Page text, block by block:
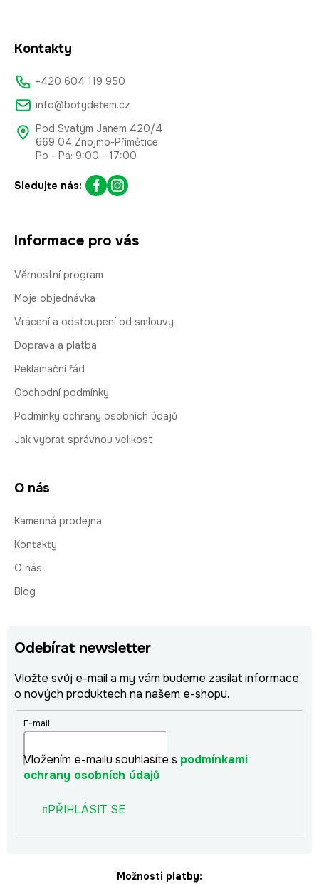
Kontakty
+420 604 119 950
info@botydetem.cz
Pod Svatým Janem 420/4
669 04 Znojmo-Přímětice
Po - Pá: 9:00 - 17:00
Sledujte nás:
Informace pro vás
Věrnostní program
Moje objednávka
Vrácení a odstoupení od smlouvy
Doprava a platba
Reklamační řád
Obchodní podmínky
Podmínky ochrany osobních údajů
Jak vybrat správnou velikost
O nás
Kamenná prodejna
Kontakty
O nás
Blog
Odebírat newsletter
Vložte svůj e-mail a my vám budeme zasílat informace
o nových produktech na našem e-shopu.
E-mail
Vložením e-mailu souhlasíte s podmínkami
ochrany osobních údajů
PŘIHLÁSIT SE
Možnosti platby: